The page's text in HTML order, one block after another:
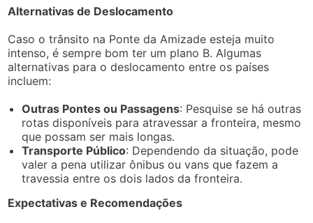
Alternativas de Deslocamento
Caso o trânsito na Ponte da Amizade esteja muito
intenso, é sempre bom ter um plano B. Algumas
alternativas para o deslocamento entre os países
incluem:
Outras Pontes ou Passagens: Pesquise se há outras
rotas disponíveis para atravessar a fronteira, mesmo
que possam ser mais longas.
Transporte Público: Dependendo da situação, pode
valer a pena utilizar ônibus ou vans que fazem a
travessia entre os dois lados da fronteira.
Expectativas e Recomendações